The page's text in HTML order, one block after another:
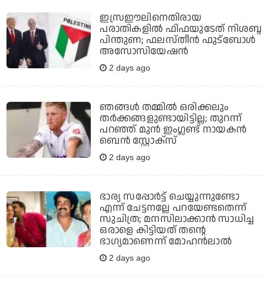
ഇസ്രഈലിനെതിരായ
പരാതികളില്‍ ഫിഫയുടേത് നിശബ്ദ
പിന്തുണ; ഫലസ്തീന്‍ ഫുട്‌ബോള്‍
അസോസിയേഷന്‍
2 days ago
ഞങ്ങള്‍ തമ്മില്‍ ഒരിക്കലും
തര്‍ക്കങ്ങളുണ്ടായിട്ടില്ല; തുറന്ന്
പറഞ്ഞ് മുന്‍ ഇംഗ്ലണ്ട് നായകന്‍
ബെന്‍ സ്റ്റോക്‌സ്
2 days ago
ഭാര്യ സപ്പോര്‍ട്ട് ചെയ്യുന്നുണ്ടോ
എന്ന് ചേട്ടനല്ലേ പറയേണ്ടതെന്ന്
സുചിത്ര; മനസിലാക്കാന്‍ സാധിച്ച
ഒരാളെ കിട്ടിയത് തന്റെ
ഭാഗ്യമാണെന്ന് മോഹന്‍ലാല്‍
2 days ago